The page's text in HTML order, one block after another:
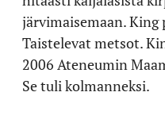
järvimaisemaan.
Taistelevat metsot.
2006 Ateneumin
Se tuli kolmanneksi.